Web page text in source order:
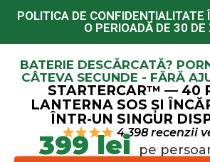
POLITICA DE CONFIDENȚIALITATE
O PERIOADĂ DE 30 DE
BATERIE DESCĂRCATĂ?
CÂTEVA SECUNDE - FĂRĂ
STARTERCAR™ — 40
LANTERNA SOS ȘI
ÎNTR-UN SINGUR
4.398 recenzii
399 lei pe